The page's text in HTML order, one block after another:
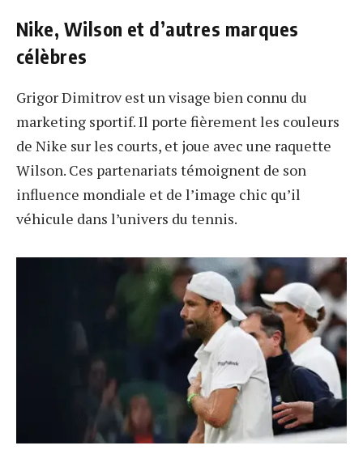
Nike, Wilson et d’autres marques
célèbres
Grigor Dimitrov est un visage bien connu du
marketing sportif. Il porte fièrement les couleurs
de Nike sur les courts, et joue avec une raquette
Wilson. Ces partenariats témoignent de son
influence mondiale et de l’image chic qu’il
véhicule dans l’univers du tennis.